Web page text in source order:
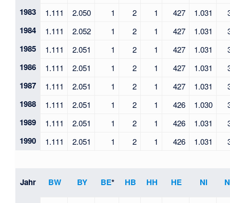
1983 1.111 2.050 1 2 1 427 1.031
1984 1.111 2.052 1 2 1 427 1.031
1985 1.111 2.051 1 2 1 427 1.031
1986 1.111 2.051 1 2 1 427 1.031
1987 1.111 2.051 1 2 1 427 1.031
1988 1.111 2.051 1 2 1 426 1.030
1989 1.111 2.051 1 2 1 426 1.031
1990 1.111 2.051 1 2 1 426 1.031
Jahr BW BY BE* HB HH HE NI